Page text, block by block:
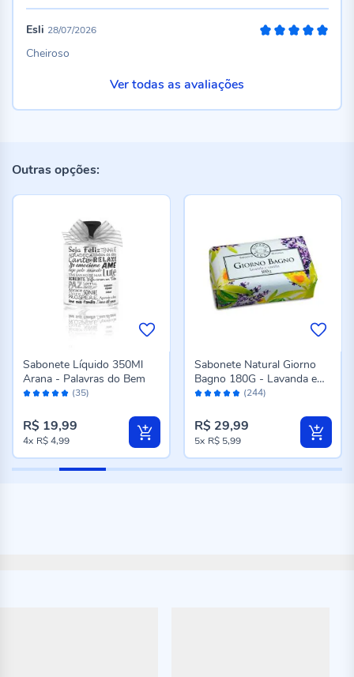
Esli 28/07/2026
Cheiroso
Ver todas as avaliações
Outras opções:
Avaliação: (35)
Sabonete Líquido 350Ml
Arana - Palavras do Bem
R$ 19,99
4x R$ 4,99
Avaliação: (244)
Sabonete Natural Giorno
Bagno 180G - Lavanda e
Vanilla
R$ 29,99
5x R$ 5,99